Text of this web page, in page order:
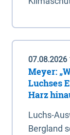
07.08.2026
Meyer:
Luchses
Harz
Luchs-
Bergland